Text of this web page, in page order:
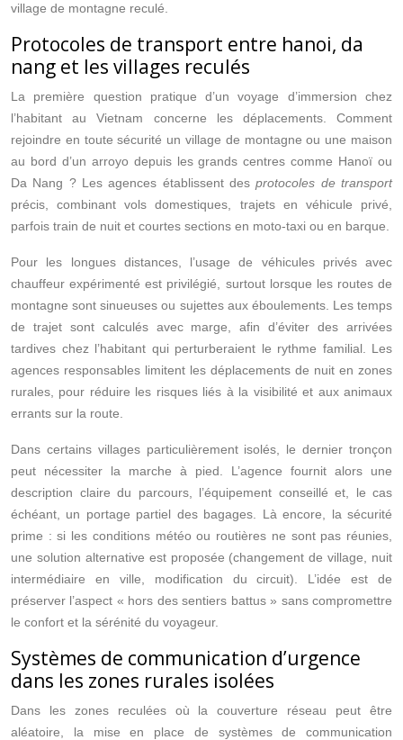
village de montagne reculé.
Protocoles de transport entre hanoi, da
nang et les villages reculés
La première question pratique d’un voyage d’immersion chez
l’habitant au Vietnam concerne les déplacements. Comment
rejoindre en toute sécurité un village de montagne ou une maison
au bord d’un arroyo depuis les grands centres comme Hanoï ou
Da Nang ? Les agences établissent desprotocoles de transport
précis, combinant vols domestiques, trajets en véhicule privé,
parfois train de nuit et courtes sections en moto‑taxi ou en barque.
Pour les longues distances, l’usage de véhicules privés avec
chauffeur expérimenté est privilégié, surtout lorsque les routes de
montagne sont sinueuses ou sujettes aux éboulements. Les temps
de trajet sont calculés avec marge, afin d’éviter des arrivées
tardives chez l’habitant qui perturberaient le rythme familial. Les
agences responsables limitent les déplacements de nuit en zones
rurales, pour réduire les risques liés à la visibilité et aux animaux
errants sur la route.
Dans certains villages particulièrement isolés, le dernier tronçon
peut nécessiter la marche à pied. L’agence fournit alors une
description claire du parcours, l’équipement conseillé et, le cas
échéant, un portage partiel des bagages. Là encore, la sécurité
prime : si les conditions météo ou routières ne sont pas réunies,
une solution alternative est proposée (changement de village, nuit
intermédiaire en ville, modification du circuit). L’idée est de
préserver l’aspect « hors des sentiers battus » sans compromettre
le confort et la sérénité du voyageur.
Systèmes de communication d’urgence
dans les zones rurales isolées
Dans les zones reculées où la couverture réseau peut être
aléatoire, la mise en place de systèmes de communication